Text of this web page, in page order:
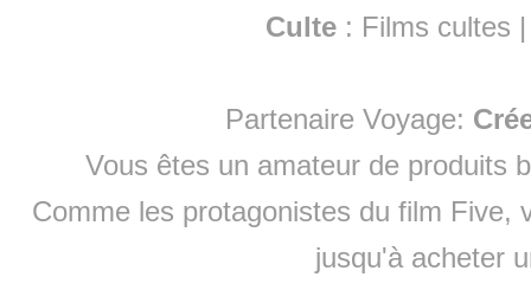
Culte : Films cultes
Partenaire Voyage:
Vous êtes un amateur de produits
Comme les protagonistes du film Five,
jusqu'à acheter